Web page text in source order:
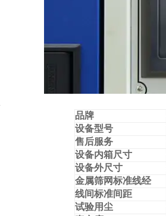
品牌
设备型号
售后服务
设备内箱尺寸
设备外尺寸
金属筛网标准线经
线间标准间距
试验用尘